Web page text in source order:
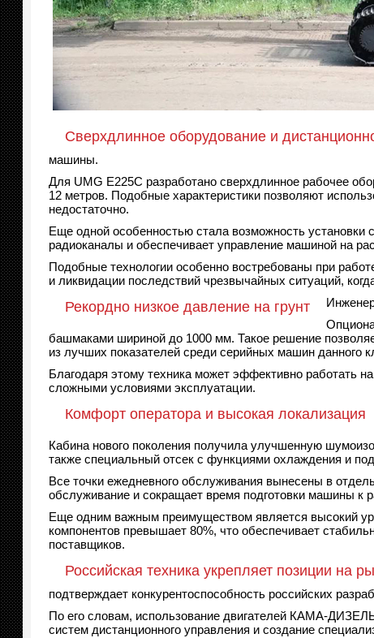
Сверхдлинное оборудование и
машины.
Для UMG E225C разработано сверхдлинное рабочее
12 метров. Подобные характеристики позволяют
недостаточно.
Еще одной особенностью стала возможность
радиоканалы и обеспечивает управление машиной на
Подобные технологии особенно востребованы при
и ликвидации последствий чрезвычайных ситуаций,
Рекордно низкое давление на грунт
башмаками шириной до 1000 мм. Такое решение
из лучших показателей среди серийных машин данного
Благодаря этому техника может эффективно работать
сложными условиями эксплуатации.
Комфорт оператора и высокая локализация
Кабина нового поколения получила улучшенную
также специальный отсек с функциями охлаждения и
Все точки ежедневного обслуживания вынесены в
обслуживание и сокращает время подготовки машины к
Еще одним важным преимуществом является высокий
компонентов превышает 80%, что обеспечивает
поставщиков.
Российская техника укрепляет позиции на
подтверждает конкурентоспособность российских
По его словам, использование двигателей КАМА-
систем дистанционного управления и создание